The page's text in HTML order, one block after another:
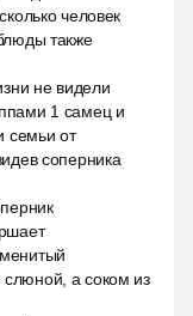
человек
также
не видели
1 самец и
семьи от
соперника
а соком из